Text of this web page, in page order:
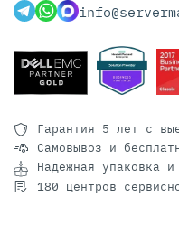
Гарантия 5 лет с
Самовывоз и
Надежная упаковка
180 центров